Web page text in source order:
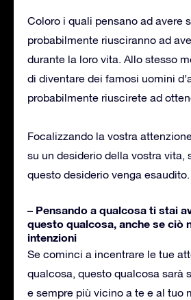
Coloro i quali pensano ad avere
probabilmente riusciranno ad
durante la loro vita. Allo stesso
di diventare dei famosi uomini
probabilmente riuscirete ad
Focalizzando la vostra
su un desiderio della vostra vita,
questo desiderio venga esaudito.
– Pensando a qualcosa ti stai
questo qualcosa, anche se ciò
intenzioni
Se cominci a incentrare le tue
qualcosa, questo qualcosa sarà
e sempre più vicino a te e al tuo